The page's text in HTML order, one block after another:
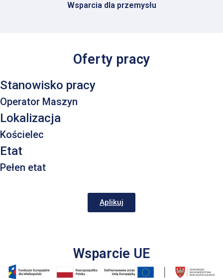
Wsparcia dla przemysłu
Oferty pracy
Stanowisko pracy
Operator Maszyn
Lokalizacja
Kościelec
Etat
Pełen etat
Aplikuj
Wsparcie UE